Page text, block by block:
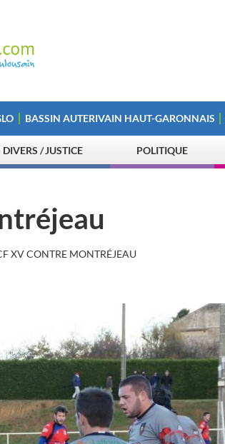
BASSIN AUTERIVAIN HAUT-GARONNAIS
DIVERS / JUSTICE POLITIQUE
XV CONTRE MONTRÉJEAU